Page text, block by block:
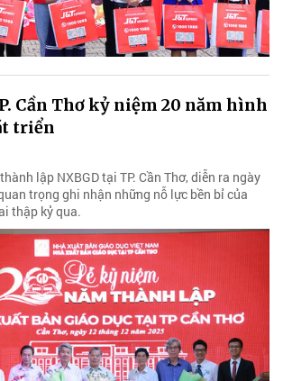
Cần Thơ kỷ niệm 20 năm hình
triển
lập NXBGD tại TP. Cần Thơ, diễn ra ngày
trọng ghi nhận những nỗ lực bền bỉ của
thập kỷ qua.